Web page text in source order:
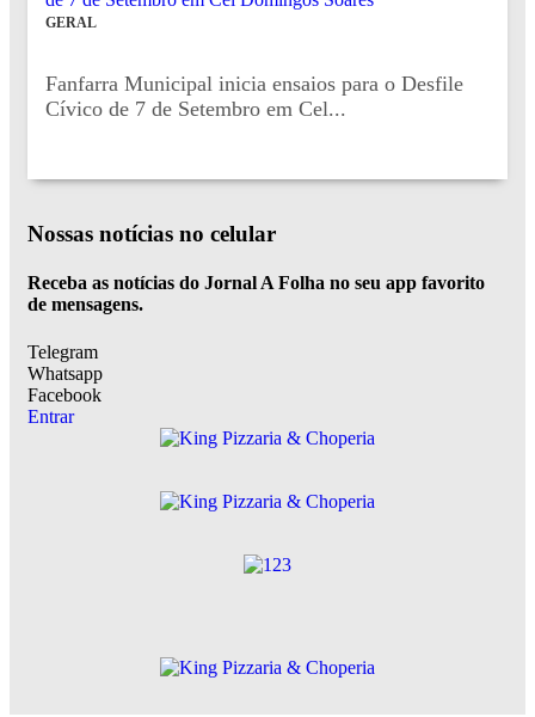
GERAL
Fanfarra Municipal inicia ensaios para o Desfile
Cívico de 7 de Setembro em Cel...
Nossas notícias no celular
Receba as notícias do Jornal A Folha no seu app favorito
de mensagens.
Telegram
Whatsapp
Facebook
Entrar